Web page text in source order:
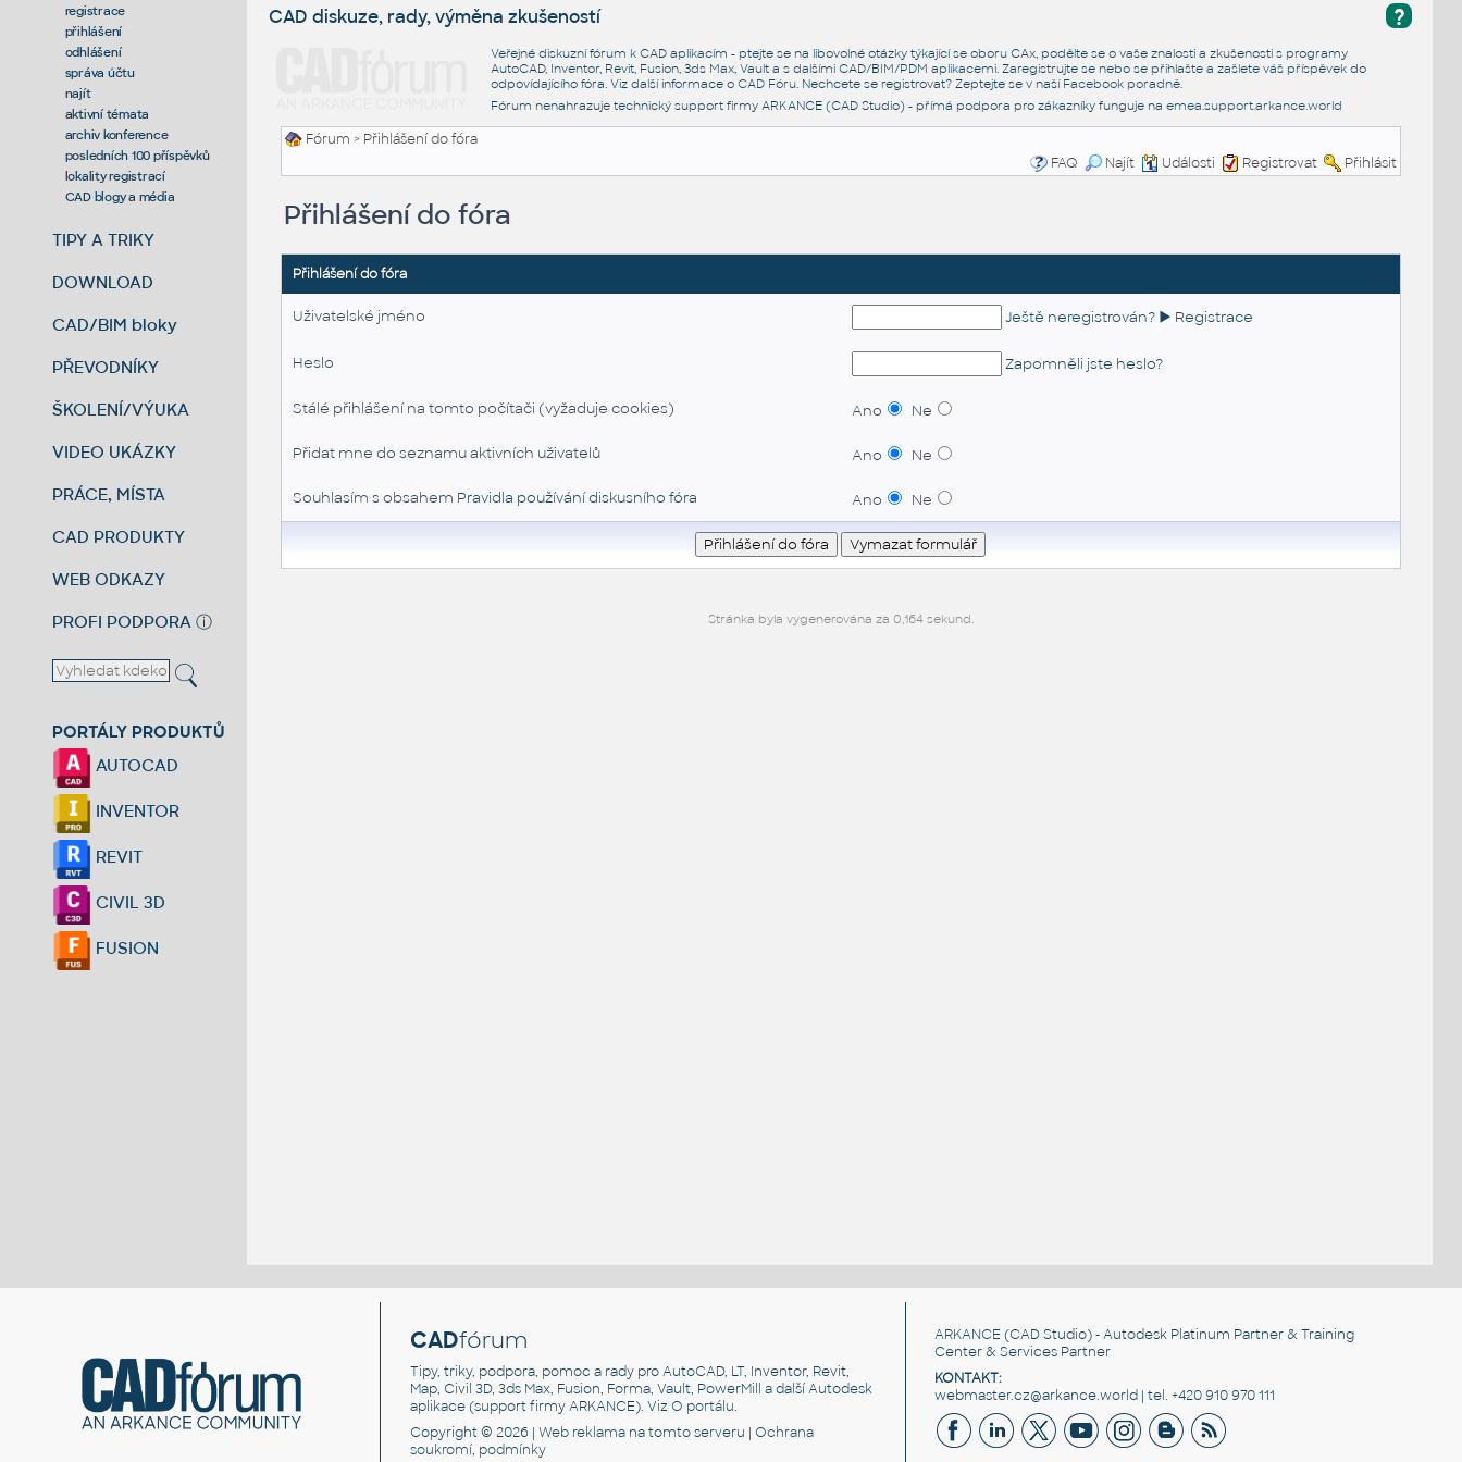
registrace
přihlášení
odhlášení
správa účtu
najít
aktivní témata
archiv konference
posledních 100 příspěvků
lokality registrací
CAD blogy a média
TIPY A TRIKY
DOWNLOAD
CAD/BIM bloky
PŘEVODNÍKY
ŠKOLENÍ/VÝUKA
VIDEO UKÁZKY
PRÁCE, MÍSTA
CAD PRODUKTY
WEB ODKAZY
PROFI PODPORA ⓘ
PORTÁLY PRODUKTŮ
AUTOCAD
INVENTOR
REVIT
CIVIL 3D
FUSION
?
CAD diskuze, rady, výměna zkušeností
Veřejné diskuzní fórum k CAD aplikacím - ptejte se na libovolné otázky týkající se oboru CAx, podělte se o vaše znalosti a zkušenosti s programy
AutoCAD, Inventor, Revit, Fusion, 3ds Max, Vault a s dalšími CAD/BIM/PDM aplikacemi. Zaregistrujte se nebo se přihlašte a zašlete váš příspěvek do
odpovídajícího fóra. Viz další informace o CAD Fóru. Nechcete se registrovat? Zeptejte se v naší Facebook poradně.
Fórum nenahrazuje technický support firmy ARKANCE (CAD Studio) - přímá podpora pro zákazníky funguje na emea.support.arkance.world
Fórum > Přihlášení do fóra
FAQ
Najít Události Registrovat Přihlásit
Přihlášení do fóra
Přihlášení do fóra
Uživatelské jméno Ještě neregistrován? ► Registrace
Heslo Zapomněli jste heslo?
Stálé přihlášení na tomto počítači (vyžaduje cookies) Ano Ne
Přidat mne do seznamu aktivních uživatelů Ano Ne
Souhlasím s obsahem Pravidla používání diskusního fóra Ano Ne
Stránka byla vygenerována za 0,164 sekund.
CADfórum
Tipy, triky, podpora, pomoc a rady pro AutoCAD, LT, Inventor, Revit,
Map, Civil 3D, 3ds Max, Fusion, Forma, Vault, PowerMill a další Autodesk
aplikace (support firmy ARKANCE). VizO portálu.
Copyright © 2026 |Web reklama na tomto serveru |Ochrana
soukromí, podmínky
ARKANCE (CAD Studio) - Autodesk Platinum Partner & Training
Center & Services Partner
KONTAKT:
webmaster.cz@arkance.world | tel. +420 910 970 111